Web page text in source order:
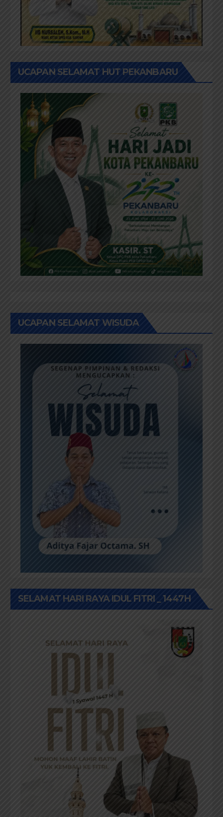
UCAPAN SELAMAT HUT PEKANBARU
UCAPAN SELAMAT WISUDA
SELAMAT HARI RAYA IDUL FITRI _ 1447H